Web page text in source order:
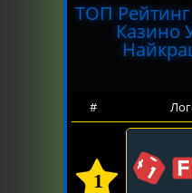
ТОП
Казино
#
1